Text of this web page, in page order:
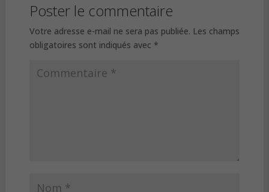
Poster le commentaire
Votre adresse e-mail ne sera pas publiée. Les champs
obligatoires sont indiqués avec *